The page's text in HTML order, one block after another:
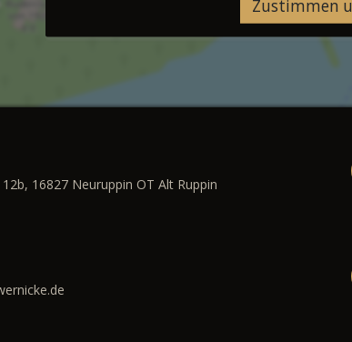
Zustimmen
16827 Neuruppin OT Alt Ruppin